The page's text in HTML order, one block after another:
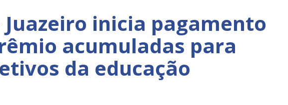
inicia pagamento
acumuladas para
da educação